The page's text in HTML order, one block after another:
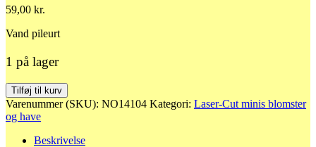
59,00 kr.
Vand pileurt
1 på lager
14104
6
stk.
Vand
pileurt
Tilføj til kurv
Varenummer (SKU): NO14104 Kategori: Laser-Cut minis blomster
og have
Beskrivelse